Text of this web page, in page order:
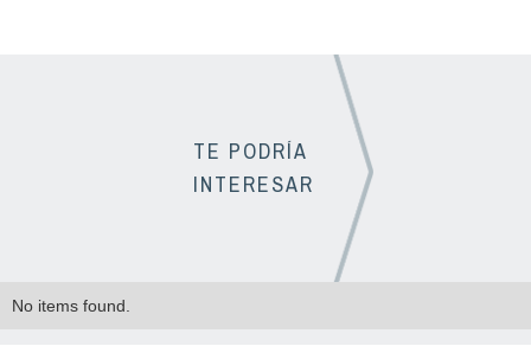
TE PODRÍA
INTERESAR
No items found.